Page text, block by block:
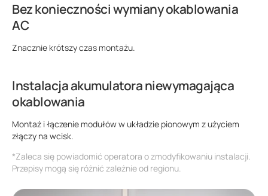
Bez konieczności wymiany okablowania
AC
Znacznie krótszy czas montażu.
Instalacja akumulatora niewymagająca
okablowania
Montaż i łączenie modułów w układzie pionowym z użyciem
złączy na wcisk.
*Zaleca się powiadomić operatora o zmodyfikowaniu instalacji.
Przepisy mogą się różnić zależnie od regionu.